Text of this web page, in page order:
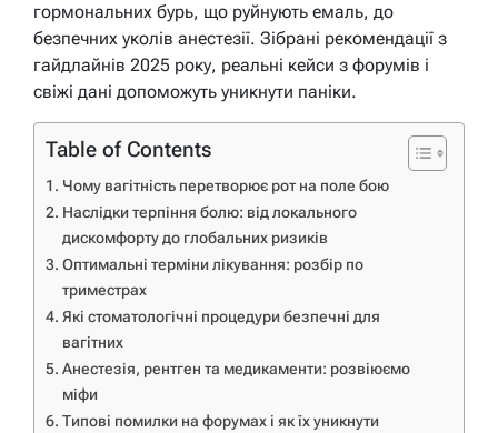
гормональних бурь, що руйнують емаль, до
безпечних уколів анестезії. Зібрані рекомендації з
гайдлайнів 2025 року, реальні кейси з форумів і
свіжі дані допоможуть уникнути паніки.
Table of Contents
Чому вагітність перетворює рот на поле бою
Наслідки терпіння болю: від локального
дискомфорту до глобальних ризиків
Оптимальні терміни лікування: розбір по
триместрах
Які стоматологічні процедури безпечні для
вагітних
Анестезія, рентген та медикаменти: розвіюємо
міфи
Типові помилки на форумах і як їх уникнути